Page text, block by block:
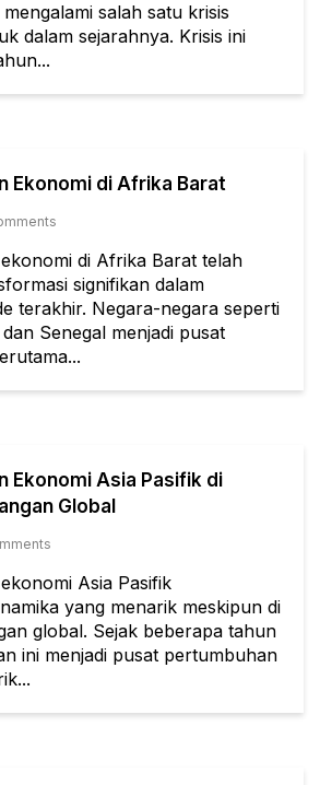
salah satu krisis
dalam sejarahnya. Krisis ini
Ekonomi di Afrika Barat
di Afrika Barat telah
signifikan dalam
terakhir. Negara-negara seperti
Senegal menjadi pusat
Ekonomi Asia Pasifik di
Global
Asia Pasifik
yang menarik meskipun di
global. Sejak beberapa tahun
ini menjadi pusat pertumbuhan